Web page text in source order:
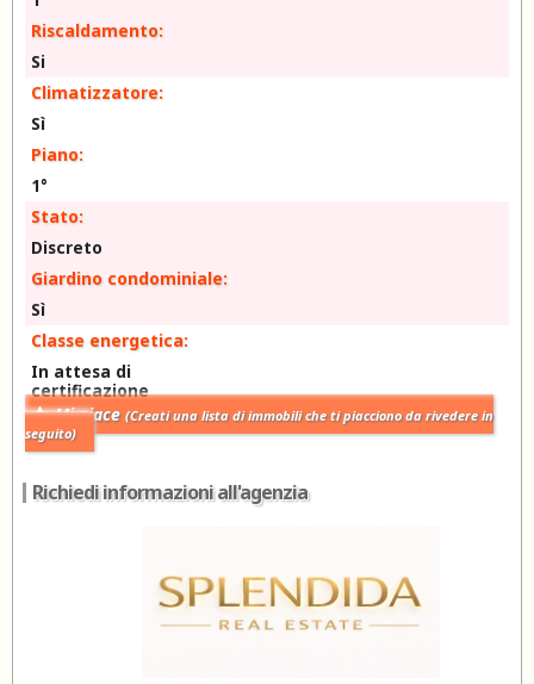
Riscaldamento:
Si
Climatizzatore:
Sì
Piano:
1°
Stato:
Discreto
Giardino condominiale:
Sì
Classe energetica:
In attesa di
certificazione
Mi piace (Creati una lista di immobili che ti piacciono da rivedere in
seguito)
Richiedi informazioni all'agenzia